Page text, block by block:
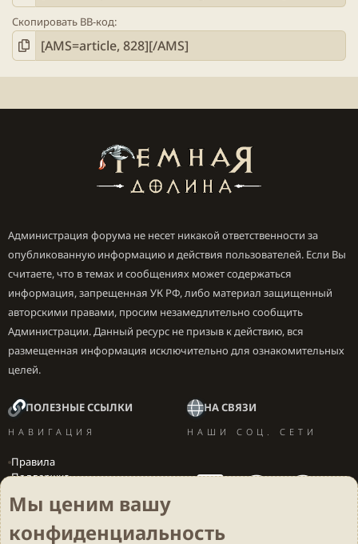
Скопировать BB-код
Администрация форума не несет никакой ответственности за
опубликованную информацию и действия пользователей. Если Вы
считаете, что в темах и сообщениях может содержаться
информация, запрещенная УК РФ, либо материал защищенный
авторскими правами, просим незамедлительно сообщить
Администрации. Данный ресурс не призыв к действию, вся
размещенная информация исключительно для ознакомительных
целей.
ПОЛЕЗНЫЕ ССЫЛКИ
НАВИГАЦИЯ
Правила
Поддержка
Локализация игр
НА СВЯЗИ
НАШИ СОЦ. СЕТИ
Мы ценим вашу
конфиденциальность